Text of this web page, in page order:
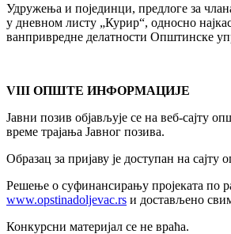
Удружења и појединци, предлоге за
у дневном листу „Курир“, односно
ванпривредне делатности Општинске
VIII ОПШТЕ ИНФОРМАЦИЈЕ
Јавни позив обjављује се на веб-сајту
време трајања Јавног позива.
Образац за пријаву је доступан на
Решење о суфинансирању пројеката по
www.opstinadoljevac.rs и достављено
Конкурсни материјал се не враћа.